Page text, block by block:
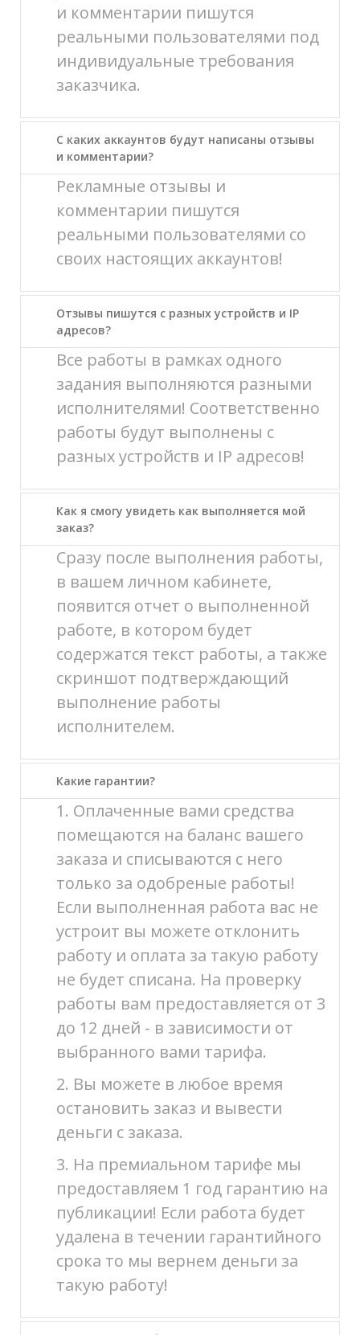
и комментарии пишутся
реальными пользователями под
индивидуальные требования
заказчика.
С каких аккаунтов будут написаны отзывы
и комментарии?
Рекламные отзывы и
комментарии пишутся
реальными пользователями со
своих настоящих аккаунтов!
Отзывы пишутся с разных устройств и IP
адресов?
Все работы в рамках одного
задания выполняются разными
исполнителями! Соответственно
работы будут выполнены с
разных устройств и IP адресов!
Как я смогу увидеть как выполняется мой
заказ?
Сразу после выполнения работы,
в вашем личном кабинете,
появится отчет о выполненной
работе, в котором будет
содержатся текст работы, а также
скриншот подтверждающий
выполнение работы
исполнителем.
Какие гарантии?
1. Оплаченные вами средства
помещаются на баланс вашего
заказа и списываются с него
только за одобреные работы!
Если выполненная работа вас не
устроит вы можете отклонить
работу и оплата за такую работу
не будет списана. На проверку
работы вам предоставляется от 3
до 12 дней - в зависимости от
выбранного вами тарифа.
2. Вы можете в любое время
остановить заказ и вывести
деньги с заказа.
3. На премиальном тарифе мы
предоставляем 1 год гарантию на
публикации! Если работа будет
удалена в течении гарантийного
срока то мы вернем деньги за
такую работу!